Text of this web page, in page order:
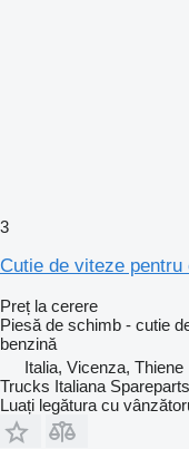
3
Cutie de viteze
Preț la cerere
Piesă de schimb - cutie
benzină
Italia, Vicenza, Thiene
Trucks Italiana Spareparts
Luați legătura cu